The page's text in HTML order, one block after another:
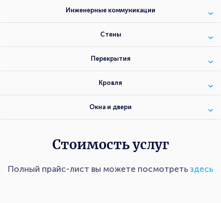
Инженерные коммуникации
Стены
Перекрытия
Кровля
Окна и двери
Стоимость услуг
Полный прайс-лист вы можете посмотреть здесь